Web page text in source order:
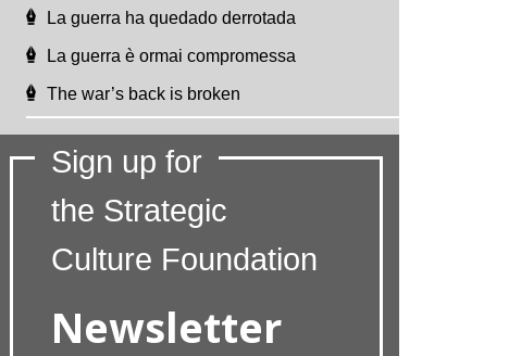
La guerra ha quedado derrotada
La guerra è ormai compromessa
The war’s back is broken
Sign up for
the Strategic
Culture Foundation
Newsletter